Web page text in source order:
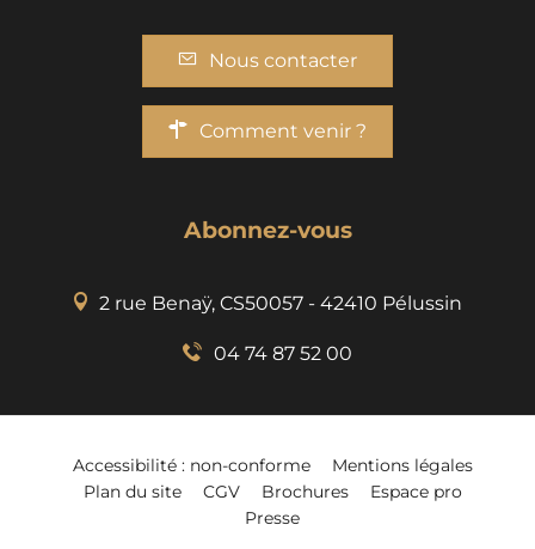
Nous contacter
Comment venir ?
Abonnez-vous
2 rue Benaÿ, CS50057 - 42410 Pélussin
04 74 87 52 00
Accessibilité : non-conforme
Mentions légales
Plan du site
CGV Brochures
Espace pro
Presse